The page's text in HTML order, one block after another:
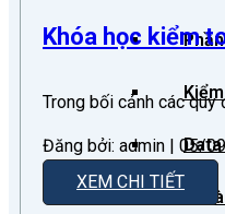
AI
Khóa học kiểm
Trong bối cảnh các
Đăng bởi: admin | 05/
XEM CHI TIẾT